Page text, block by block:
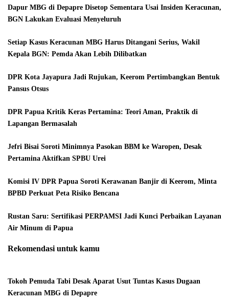
Dapur MBG di Depapre Disetop Sementara Usai Insiden Keracunan,
BGN Lakukan Evaluasi Menyeluruh
Setiap Kasus Keracunan MBG Harus Ditangani Serius, Wakil
Kepala BGN: Pemda Akan Lebih Dilibatkan
DPR Kota Jayapura Jadi Rujukan, Keerom Pertimbangkan Bentuk
Pansus Otsus
DPR Papua Kritik Keras Pertamina: Teori Aman, Praktik di
Lapangan Bermasalah
Jefri Bisai Soroti Minimnya Pasokan BBM ke Waropen, Desak
Pertamina Aktifkan SPBU Urei
Komisi IV DPR Papua Soroti Kerawanan Banjir di Keerom, Minta
BPBD Perkuat Peta Risiko Bencana
Rustan Saru: Sertifikasi PERPAMSI Jadi Kunci Perbaikan Layanan
Air Minum di Papua
Rekomendasi untuk kamu
Tokoh Pemuda Tabi Desak Aparat Usut Tuntas Kasus Dugaan
Keracunan MBG di Depapre